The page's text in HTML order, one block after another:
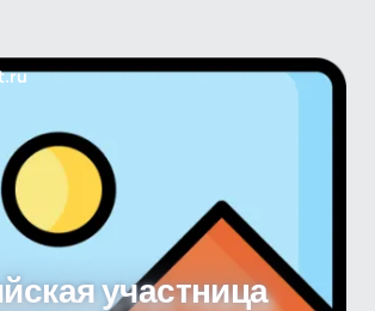
участница